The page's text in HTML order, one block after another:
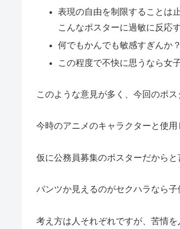
表現の自由を制限することは
こんなポスターに過敏に反応
何でもかんでも敏感すぎんか
この程度で不快に思うなら女
このような意見が多く、今回のポ
今時のアニメのキャラクターと使
仮に公務員募集のポスターだから
パンツか見えるのがセクハラなら
考え方は人それぞれですが、苦情